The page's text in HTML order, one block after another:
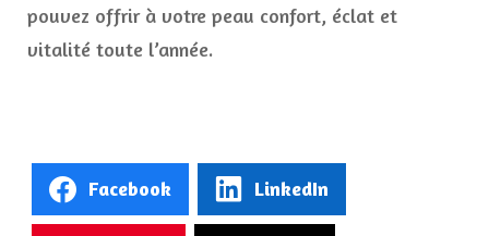
pouvez offrir à votre peau confort, éclat et
vitalité toute l’année.
Facebook LinkedIn